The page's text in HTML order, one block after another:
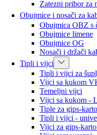
Zatezni pribor za
Obujmice i nosači za
Obujmica OBZ s
Obujmice limene
Obujmice OG
Nosači i držači
Tipli i vijci
Tipli i vijci za
Vijci sa kukom
Temeljni vijci
Vijci sa kukom -
Tiple za gips-
Tipli i vijci -
Vijci za gips-